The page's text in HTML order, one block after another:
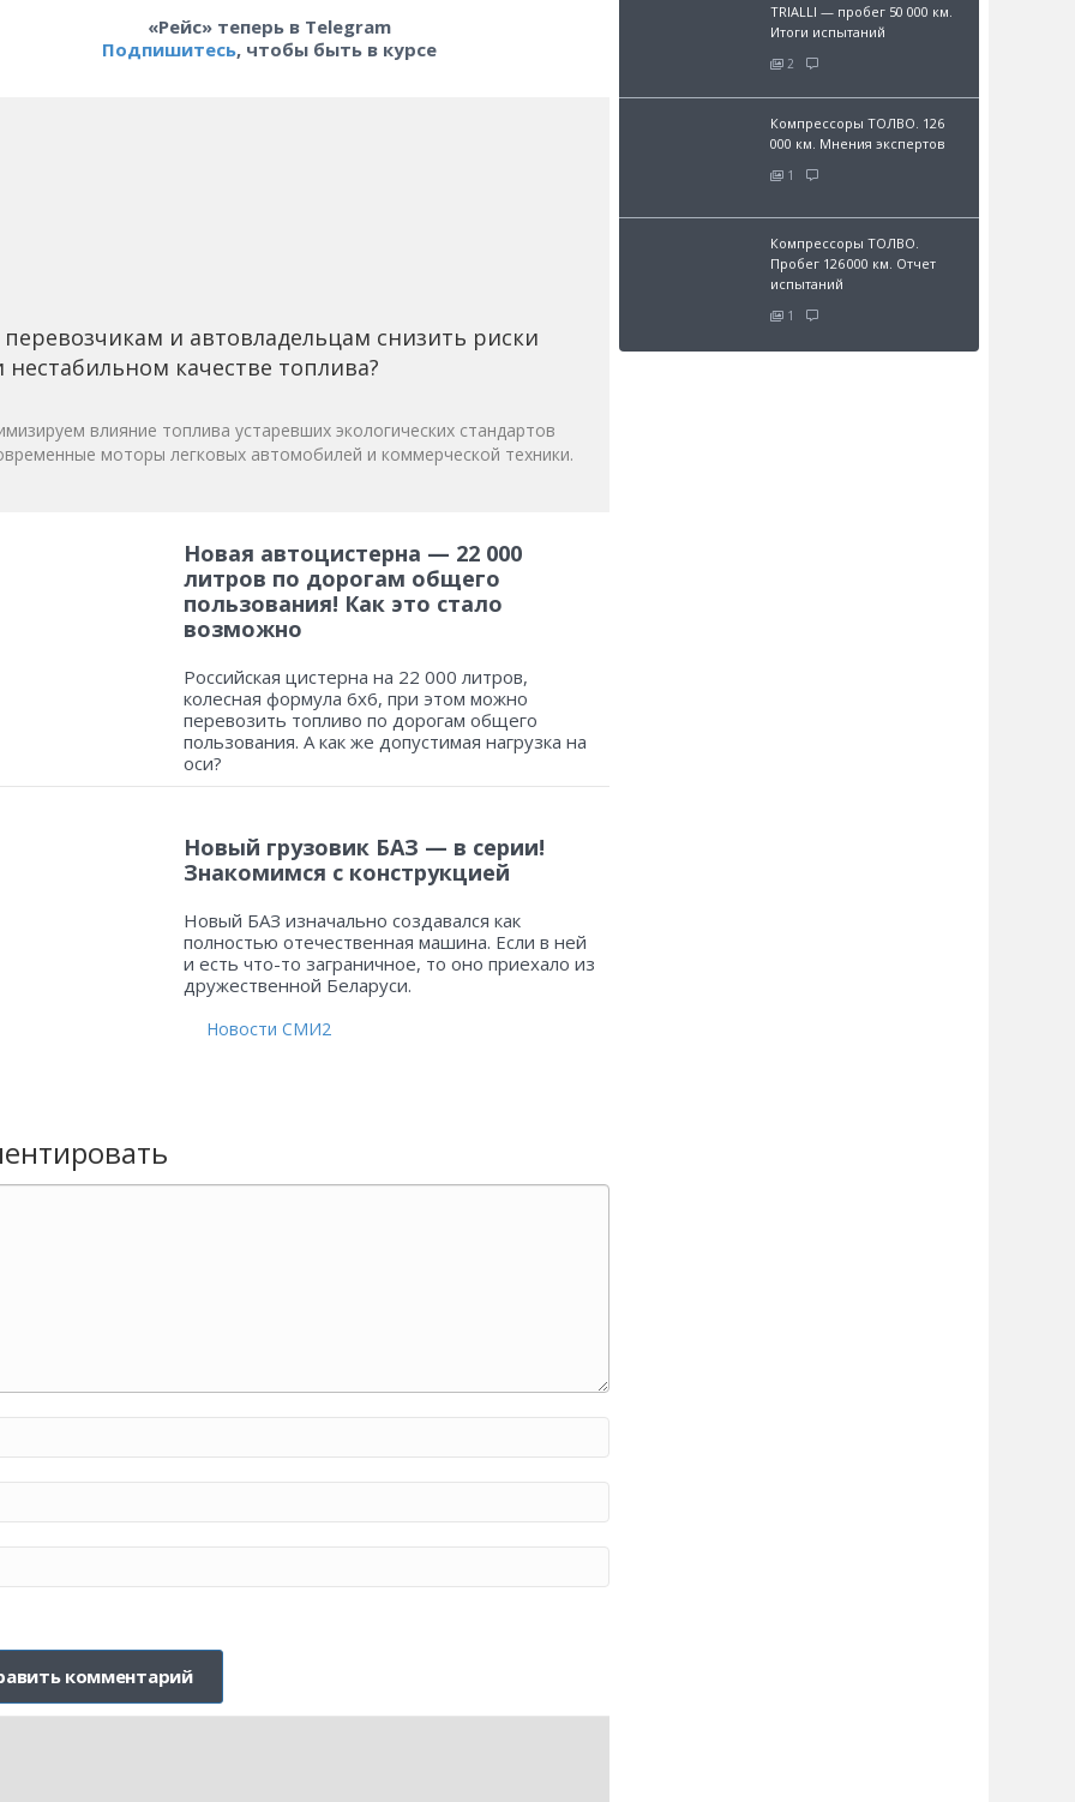
«Рейс» теперь в Telegram
Подпишитесь, чтобы быть в курсе
перевозчикам и автовладельцам снизить риски
нестабильном качестве топлива?
влияние топлива устаревших экологических стандартов
моторы легковых автомобилей и коммерческой техники.
Новая автоцистерна — 22 000
литров по дорогам общего
пользования! Как это стало
возможно
Российская цистерна на 22 000 литров,
колесная формула 6х6, при этом можно
перевозить топливо по дорогам общего
пользования. А как же допустимая нагрузка на
оси?
Новый грузовик БАЗ — в серии!
Знакомимся с конструкцией
Новый БАЗ изначально создавался как
полностью отечественная машина. Если в ней
и есть что-то заграничное, то оно приехало из
дружественной Беларуси.
Новости СМИ2
TRIALLI — пробег 50 000 км.
Итоги испытаний
2
Компрессоры ТОЛВО. 126
000 км. Мнения экспертов
1
Компрессоры ТОЛВО.
Пробег 126 000 км. Отчет
испытаний
1